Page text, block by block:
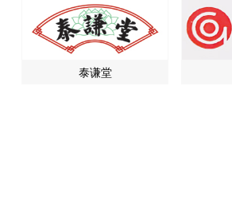
泰谦堂